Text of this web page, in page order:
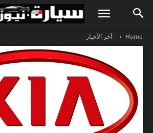
Home - آخر الأخبار